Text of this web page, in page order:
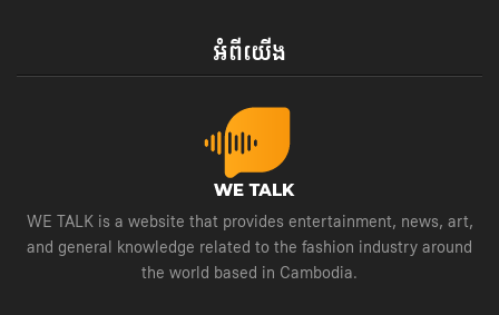
អំពីយើង
WE TALK is a website that provides entertainment, news, art,
and general knowledge related to the fashion industry around
the world based in Cambodia.